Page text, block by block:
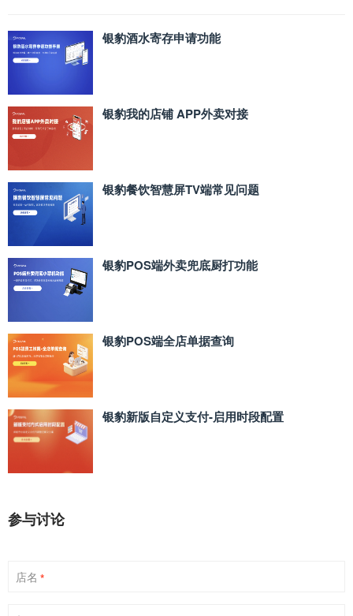
银豹酒水寄存申请功能
银豹我的店铺 APP外卖对接
银豹餐饮智慧屏TV端常见问题
银豹POS端外卖兜底厨打功能
银豹POS端全店单据查询
银豹新版自定义支付‑启用时段配置
参与讨论
店名 *